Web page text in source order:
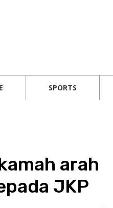
SPORTS
arah
JKP